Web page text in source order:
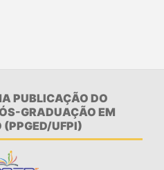
PUBLICAÇÃO DO
GRADUAÇÃO EM
(PPGED/UFPI)